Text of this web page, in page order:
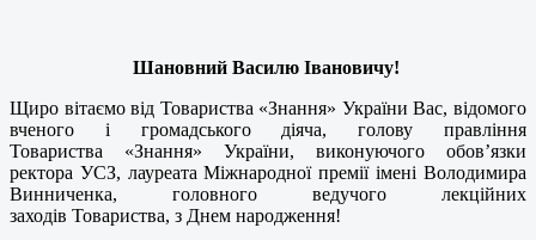
Шановний Василю Івановичу!
Щиро вітаємо від Товариства «Знання» України Вас, відомого
вченого і громадського діяча, голову правління
Товариства «Знання» України, виконуючого обов’язки
ректора УСЗ, лауреата Міжнародної премії імені Володимира
Винниченка, головного ведучого лекційних
заходів Товариства, з Днем народження!